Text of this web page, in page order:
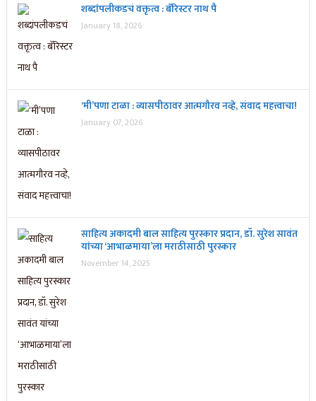
शब्दांपलीकडचं वक्तृत्व : बॅरिस्टर नाथ पै
January 18, 2026
‘मी’पणा टाळा : व्यासपीठावर आत्मगौरव नव्हे, संवाद महत्त्वाचा!
January 07, 2026
साहित्य अकादमी बाल साहित्य पुरस्कार प्रदान, डॉ. सुरेश सावंत
यांच्या ‘आभाळमाया’ला मराठीसाठी पुरस्कार
November 14, 2025